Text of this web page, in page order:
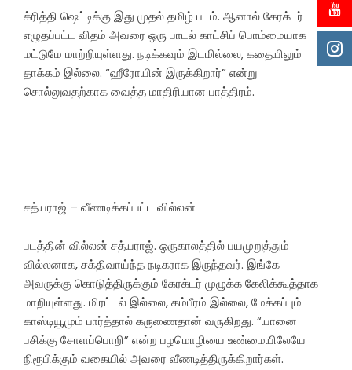
க்ரித்தி ஷெட்டிக்கு இது முதல் தமிழ் படம். ஆனால் கேரக்டர்
எழுதப்பட்ட விதம் அவரை ஒரு பாடல் காட்சிப் பொம்மையாக
மட்டுமே மாற்றியுள்ளது. நடிக்கவும் இடமில்லை, கதையிலும்
தாக்கம் இல்லை. “ஹீரோயின் இருக்கிறார்” என்று
சொல்லுவதற்காக வைத்த மாதிரியான பாத்திரம்.
சத்யராஜ் – வீணடிக்கப்பட்ட வில்லன்
படத்தின் வில்லன் சத்யராஜ். ஒருகாலத்தில் பயமுறுத்தும்
வில்லனாக, சக்திவாய்ந்த நடிகராக இருந்தவர். இங்கே
அவருக்கு கொடுத்திருக்கும் கேரக்டர் முழுக்க கேலிக்கூத்தாக
மாறியுள்ளது. மிரட்டல் இல்லை, கம்பீரம் இல்லை, மேக்கப்பும்
காஸ்டியூமும் பார்த்தால் கருணைதான் வருகிறது. “யானை
பசிக்கு சோளப்பொறி” என்ற பழமொழியை உண்மையிலேயே
நிரூபிக்கும் வகையில் அவரை வீணடித்திருக்கிறார்கள்.